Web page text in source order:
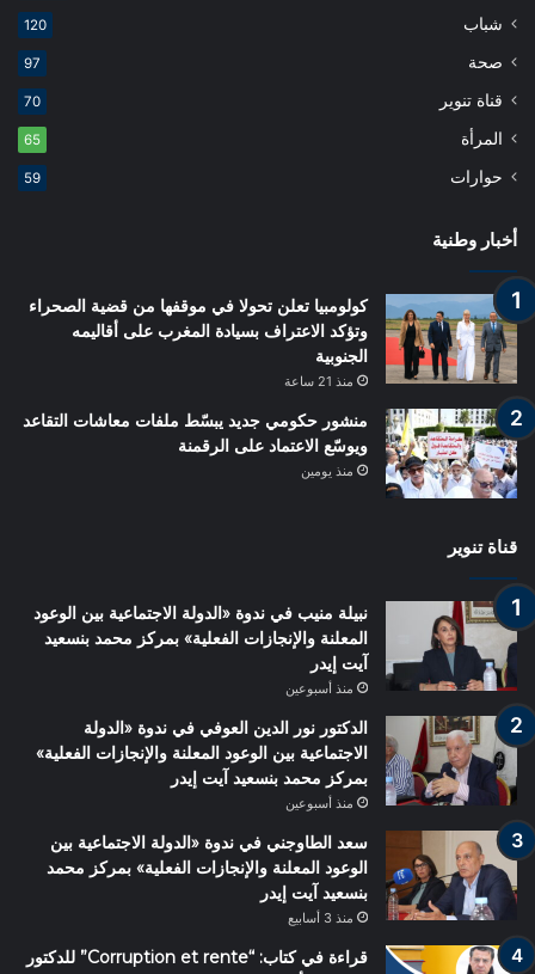
شباب 120
صحة 97
قناة تنوير 70
المرأة 65
حوارات 59
أخبار وطنية
كولومبيا تعلن تحولا في موقفها من قضية الصحراء
وتؤكد الاعتراف بسيادة المغرب على أقاليمه
الجنوبية
منذ 21 ساعة
منشور حكومي جديد يبسّط ملفات معاشات التقاعد
ويوسّع الاعتماد على الرقمنة
منذ يومين
قناة تنوير
نبيلة منيب في ندوة «الدولة الاجتماعية بين الوعود
المعلنة والإنجازات الفعلية» بمركز محمد بنسعيد
آيت إيدر
منذ أسبوعين
الدكتور نور الدين العوفي في ندوة «الدولة
الاجتماعية بين الوعود المعلنة والإنجازات الفعلية»
بمركز محمد بنسعيد آيت إيدر
منذ أسبوعين
سعد الطاوجني في ندوة «الدولة الاجتماعية بين
الوعود المعلنة والإنجازات الفعلية» بمركز محمد
بنسعيد آيت إيدر
منذ 3 أسابيع
قراءة في كتاب: “Corruption et rente” للدكتور